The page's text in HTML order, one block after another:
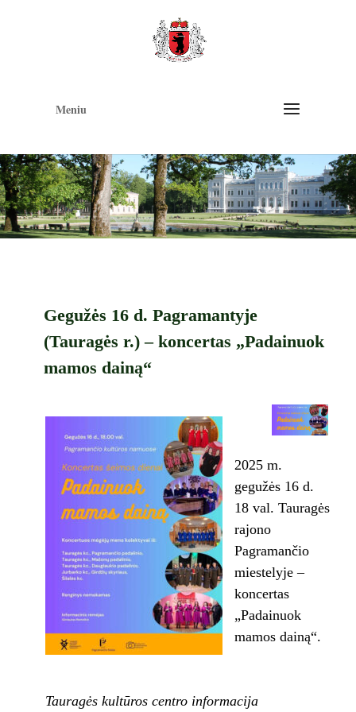
Meniu
Gegužės 16 d. Pagramantyje
(Tauragės r.) – koncertas „Padainuok
mamos dainą“
2025 m.
gegužės 16 d.
18 val. Tauragės
rajono
Pagramančio
miestelyje –
koncertas
„Padainuok
mamos dainą“.
Tauragės kultūros centro informacija